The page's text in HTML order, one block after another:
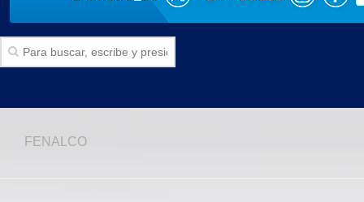
Politica
FENALCO